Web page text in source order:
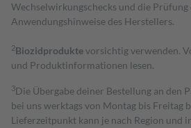
Wechselwirkungschecks und die Prüfung
Anwendungshinweise des Herstellers.
2Biozidproduktevorsichtig verwenden.
und Produktinformationen lesen.
3Die Übergabe deiner Bestellung an den
bei uns werktags von Montag bis Freitag
Lieferzeitpunkt kann je nach Region und